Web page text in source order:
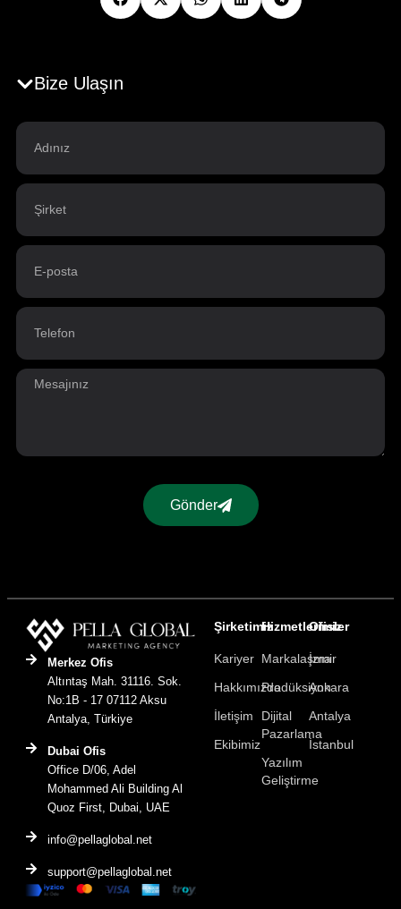
Bize Ulaşın
Gönder
Merkez Ofis
Altıntaş Mah. 31116. Sok.
No:1B - 17 07112 Aksu
Antalya, Türkiye
Dubai Ofis
Office D/06, Adel
Mohammed Ali Building Al
Quoz First, Dubai, UAE
info@pellaglobal.net
support@pellaglobal.net
Şirketimiz
Kariyer
Hakkımızda
İletişim
Ekibimiz
Hizmetlerimiz
Markalaşma
Prodüksiyon
Dijital
Pazarlama
Yazılım
Geliştirme
Ofisler
İzmir
Ankara
Antalya
İstanbul